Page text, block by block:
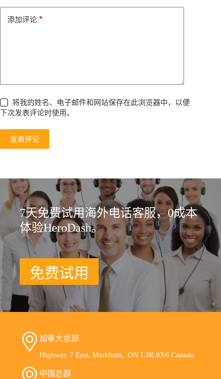
添加评论 *
将我的姓名、电子邮件和网站保存在此浏览器中，以便
下次发表评论时使用。
发表评论
7天免费试用海外电话客服，0成本
体验HeroDash。
免费试用
加拿大总部
Highway 7 East, Markham, ON L3R 8X6 Canada
中国总部